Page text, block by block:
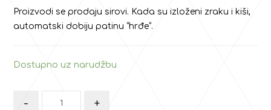
Proizvodi se prodaju sirovi. Kada su izloženi zraku i kiši,
automatski dobiju patinu “hrđe”.
Dostupno uz narudžbu
- +